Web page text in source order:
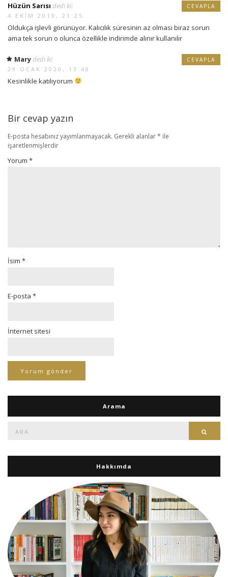
Hüzün Sarısı dedi ki:
4 EKIM 2019, 21:25
Oldukça işlevli görünüyor. Kalıcılık süresinin az olması biraz sorun
ama tek sorun o olunca özellikle indirimde alınır kullanılır
CEVAPLA
Mary dedi ki:
29 OCAK 2020, 13:48
Kesinlikle katılıyorum
CEVAPLA
Bir cevap yazın
E-posta hesabınız yayımlanmayacak. Gerekli alanlar* ile
işaretlenmişlerdir
Yorum *
İsim *
E-posta *
İnternet sitesi
Arama
Hakkımda